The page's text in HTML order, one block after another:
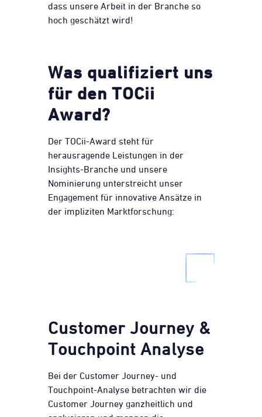
dass unsere Arbeit in der Branche so
hoch geschätzt wird!
Was qualifiziert uns
für den TOCii
Award?
Der TOCii-Award steht für
herausragende Leistungen in der
Insights-Branche und unsere
Nominierung unterstreicht unser
Engagement für innovative Ansätze in
der impliziten Marktforschung:
Customer Journey &
Touchpoint Analyse
Bei der Customer Journey- und
Touchpoint-Analyse betrachten wir die
Customer Journey ganzheitlich und